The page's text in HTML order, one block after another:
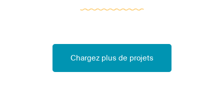
Chargez plus de projets